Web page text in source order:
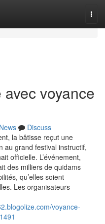
voyance
News
Discuss
la bâtisse reçut une
au grand festival instructif,
officielle. L’événement,
des milliers de quidams
qu’elles soient
Les organisateurs
voyance-